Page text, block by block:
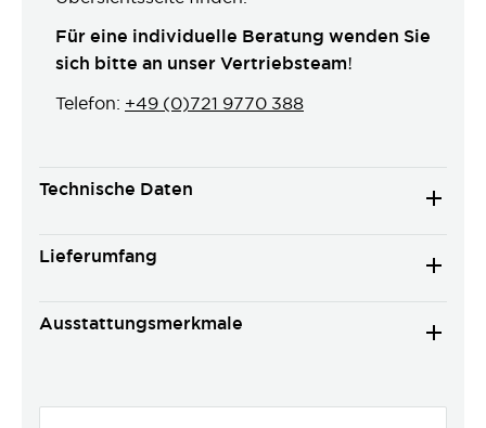
Für eine individuelle Beratung wenden Sie
sich bitte an unser Vertriebsteam!
Telefon: +49 (0)721 9770 388
Technische Daten
Lieferumfang
Ausstattungsmerkmale